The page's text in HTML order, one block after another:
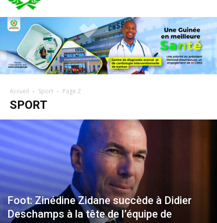
Accueil Sport Page 2
SPORT
Foot: Zinédine Zidane succède à Didier
Deschamps à la tête de l’équipe de